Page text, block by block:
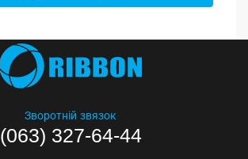
Зворотній звязок
(063) 327-64-44